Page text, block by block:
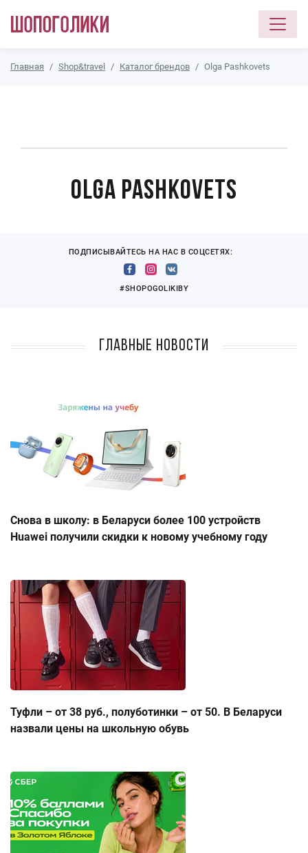
Главная Shop&travel Каталог брендов Olga Pashkovets
Olga Pashkovets
ПОДПИСЫВАЙТЕСЬ НА НАС В СОЦСЕТЯХ:
#SHOPOGOLIKIBY
Главные новости
Снова в школу: в Беларуси более 100 устройств
Huawei получили скидки к новому учебному году
Туфли – от 38 руб., полуботинки – от 50. В Беларуси
назвали цены на школьную обувь